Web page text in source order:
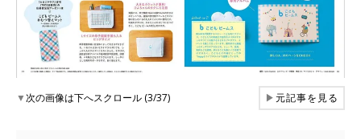
▼次の画像は下へスクロール (3/37) ▶元記事を見る